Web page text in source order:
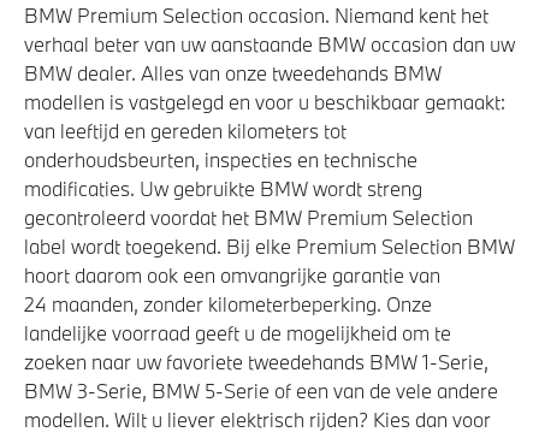
BMW Premium Selection occasion. Niemand kent het
verhaal beter van uw aanstaande BMW occasion dan uw
BMW dealer. Alles van onze tweedehands BMW
modellen is vastgelegd en voor u beschikbaar gemaakt:
van leeftijd en gereden kilometers tot
onderhoudsbeurten, inspecties en technische
modificaties. Uw gebruikte BMW wordt streng
gecontroleerd voordat het BMW Premium Selection
label wordt toegekend. Bij elke Premium Selection BMW
hoort daarom ook een omvangrijke garantie van
24 maanden, zonder kilometerbeperking. Onze
landelijke voorraad geeft u de mogelijkheid om te
zoeken naar uw favoriete tweedehands BMW 1-Serie,
BMW 3-Serie, BMW 5-Serie of een van de vele andere
modellen. Wilt u liever elektrisch rijden? Kies dan voor